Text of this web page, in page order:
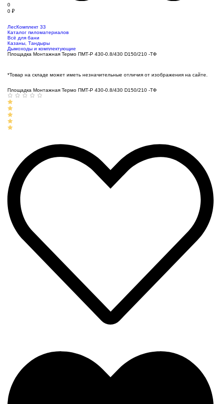
0
0 ₽
ЛесКомплект 33
Каталог пиломатериалов
Всё для бани
Казаны, Тандыры
Дымоходы и комплектующие
Площадка Монтажная Термо ПМТ-Р 430-0.8/430 D150/210 -ТФ
*Товар на складе может иметь незначительные отличия от изображения на сайте.
Площадка Монтажная Термо ПМТ-Р 430-0.8/430 D150/210 -ТФ